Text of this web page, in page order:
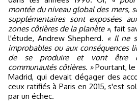
montée du niveau global des mers,
supplémentaires sont exposées
zones côtières de la planète », fait
l'étude, Andrew Shepherd. « Il ne
improbables ou aux conséquences
de se produire et vont être
communautés côtières. »Pourtant, le
Madrid, qui devait dégager des
ceux ratifiés à Paris en 2015, s'est
par un échec.